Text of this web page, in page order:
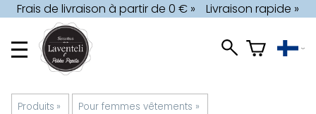
Frais de livraison à partir de 0 € » Livraison rapide »
Produits ‪» Pour femmes vêtements ‪»